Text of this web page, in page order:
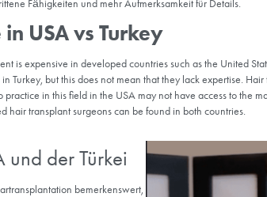
USA
💸Kosten Durchschnittliche Kosten: 4.000 $
Chirurgen in den USA
Beide Länder verfügen über hochqualifizierte
recht kostspielig, was zu hohen Preisen für